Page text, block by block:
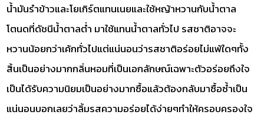
น้ำมันรำข้าวและโยเกิร์ตแทนเนยและใช้หญ้าหวานกับน้ำตาล
โตนดที่ดัชนีน้ำตาลต่ำ มาใช้แทนน้ำตาลทั่วไป รสชาติอาจจะ
หวานน้อยกว่าเค้กทั่วไปแต่แน่นอนว่ารสชาติอร่อยไม่แพ้ใดๆทั้ง
สิ้นเป็นอย่างมากกลิ่นหอมที่เป็นเอกลักษณ์เฉพาะตัวอร่อยถึงใจ
เป็นได้รับความนิยมเป็นอย่างมากซื้อแล้วต้องกลับมาซื้อซ้ำเป็น
แน่นอนบอกเลยว่าลิ้มรสความอร่อยได้ง่ายๆทำให้ครอบครองใจ